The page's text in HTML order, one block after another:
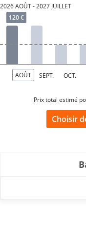
2026 AOÛT - 2027 JUILLET
Prix total estimé
Choisir